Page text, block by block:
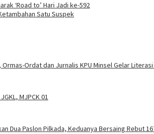
‘Road to’ Hari Jadi ke-592
Satu Suspek
Ormas-Ordat dan Jurnalis KPU Minsel Gelar
MJPCK 01
Dua Paslon Pilkada, Keduanya Bersaing Rebut